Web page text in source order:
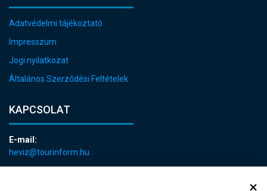
Adatvédelmi tájékoztató
Impresszum
Jogi nyilatkozat
Általános Szerződési Feltételek
KAPCSOLAT
E-mail:
heviz@tourinform.hu